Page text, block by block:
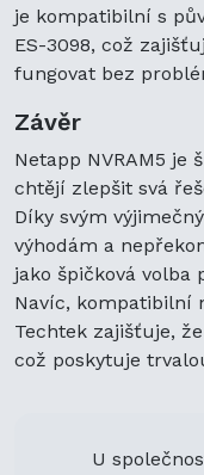
je kompatibilní s
ES-3098, což
fungovat bez
Závěr
Netapp NVRAM5 je
chtějí zlepšit svá
Díky svým
výhodám a
jako špičková volba
Navíc, kompatibilní
Techtek zajišťuje,
což poskytuje
U